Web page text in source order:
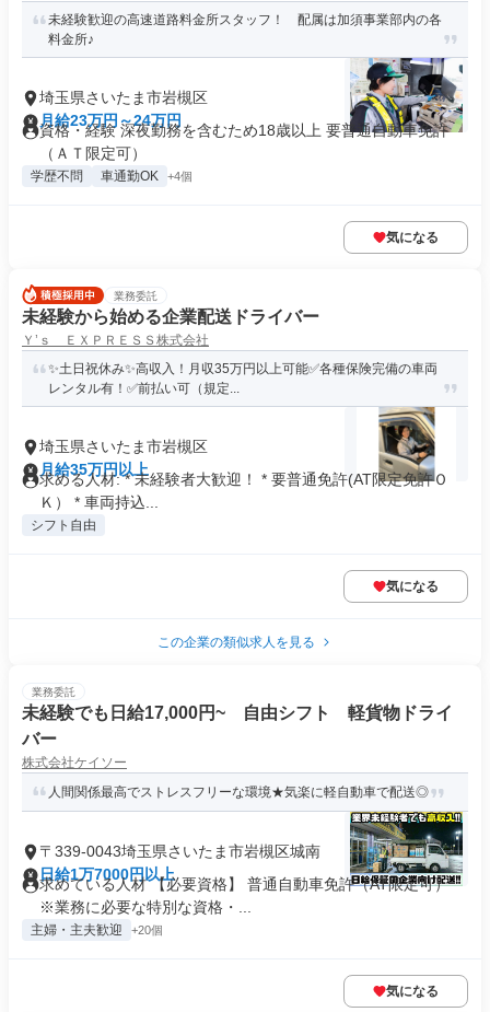
未経験歓迎の高速道路料金所スタッフ！ 配属は加須事業部内の各
料金所♪
埼玉県さいたま市岩槻区
月給23万円～24万円
資格・経験 深夜勤務を含むため18歳以上 要普通自動車免許
（ＡＴ限定可）
学歴不問 車通勤OK +4個
気になる
業務委託
未経験から始める企業配送ドライバー
Ｙ’ｓ ＥＸＰＲＥＳＳ株式会社
✨土日祝休み✨高収入！月収35万円以上可能✅各種保険完備の車両
レンタル有！✅前払い可（規定...
埼玉県さいたま市岩槻区
月給35万円以上
求める人材: * 未経験者大歓迎！ * 要普通免許(AT限定免許Ｏ
Ｋ） * 車両持込...
シフト自由
気になる
この企業の類似求人を見る
業務委託
未経験でも日給17,000円~ 自由シフト 軽貨物ドライ
バー
株式会社ケイソー
人間関係最高でストレスフリーな環境★気楽に軽自動車で配送◎
〒339-0043埼玉県さいたま市岩槻区城南
日給1万7000円以上
求めている人材 【必要資格】 普通自動車免許（AT限定可）
※業務に必要な特別な資格・...
主婦・主夫歓迎 +20個
気になる